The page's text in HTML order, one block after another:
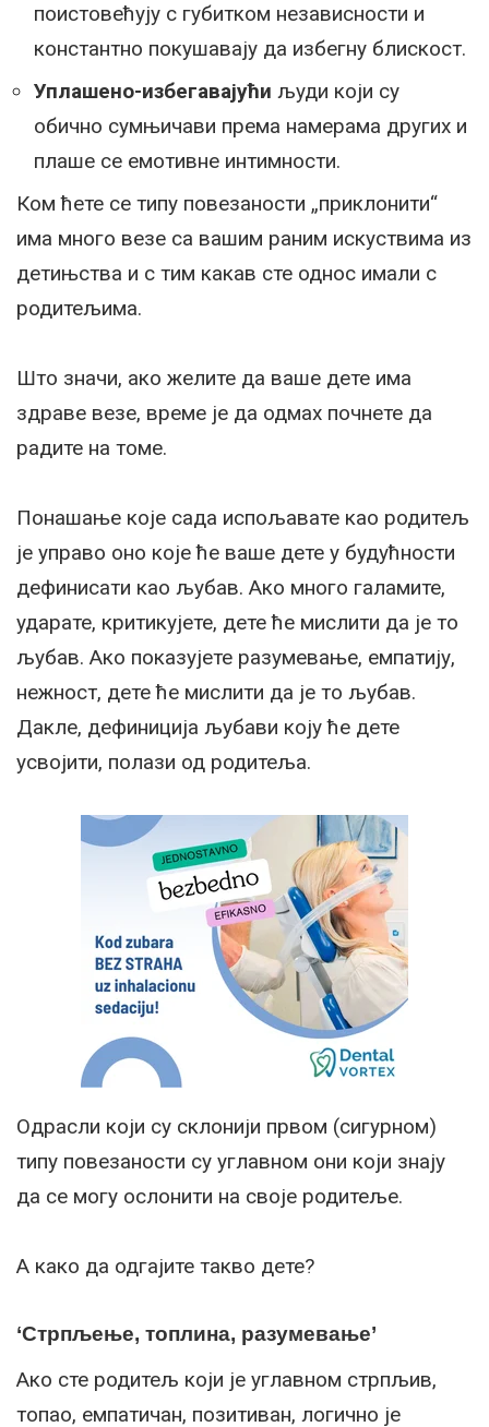
поистовећују с губитком независности и
константно покушавају да избегну блискост.
Уплашено-избегавајући људи који су
обично сумњичави према намерама других и
плаше се емотивне интимности.
Ком ћете се типу повезаности „приклонити“
има много везе са вашим раним искуствима из
детињства и с тим какав сте однос имали с
родитељима.
Што значи, ако желите да ваше дете има
здраве везе, време је да одмах почнете да
радите на томе.
Понашање које сада испољавате као родитељ
је управо оно које ће ваше дете у будућности
дефинисати као љубав. Ако много галамите,
ударате, критикујете, дете ће мислити да је то
љубав. Ако показујете разумевање, емпатију,
нежност, дете ће мислити да је то љубав.
Дакле, дефиниција љубави коју ће дете
усвојити, полази од родитеља.
Одрасли који су склонији првом (сигурном)
типу повезаности су углавном они који знају
да се могу ослонити на своје родитеље.
А како да одгајите такво дете?
‘Стрпљење, топлина, разумевање’
Ако сте родитељ који је углавном стрпљив,
топао, емпатичан, позитиван, логично је